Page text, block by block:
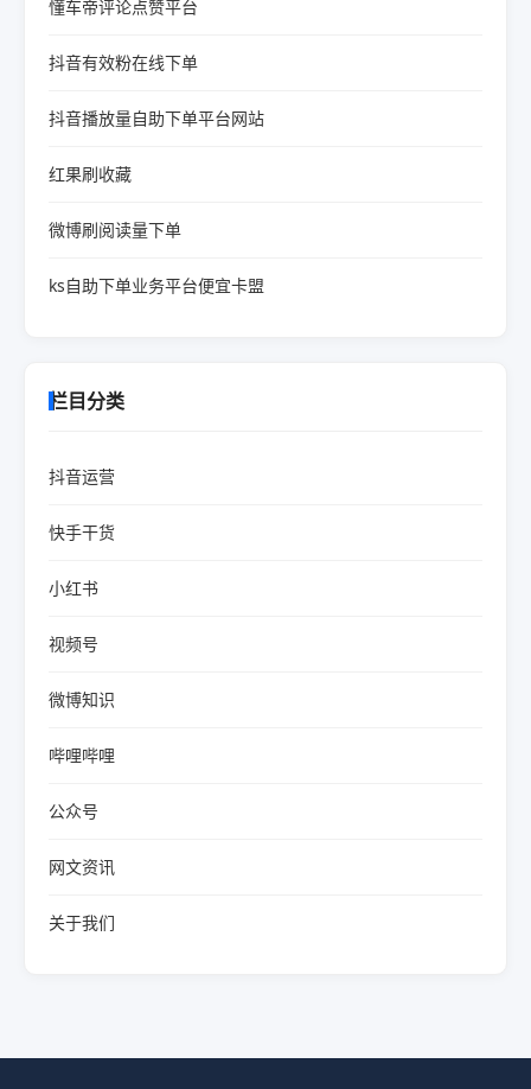
懂车帝评论点赞平台
抖音有效粉在线下单
抖音播放量自助下单平台网站
红果刷收藏
微博刷阅读量下单
ks自助下单业务平台便宜卡盟
栏目分类
抖音运营
快手干货
小红书
视频号
微博知识
哔哩哔哩
公众号
网文资讯
关于我们